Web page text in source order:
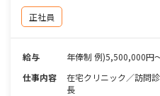
正社員
給与
年俸制 例)5,500,000円
仕事内容
在宅クリニック／訪問
長